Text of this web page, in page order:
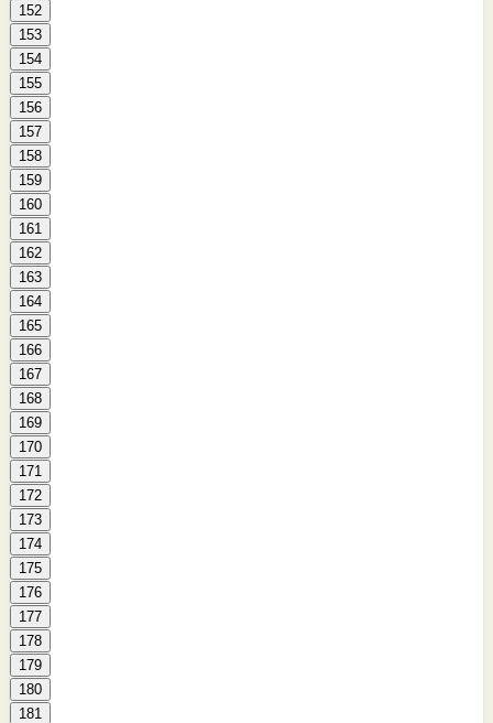
152
153
154
155
156
157
158
159
160
161
162
163
164
165
166
167
168
169
170
171
172
173
174
175
176
177
178
179
180
181